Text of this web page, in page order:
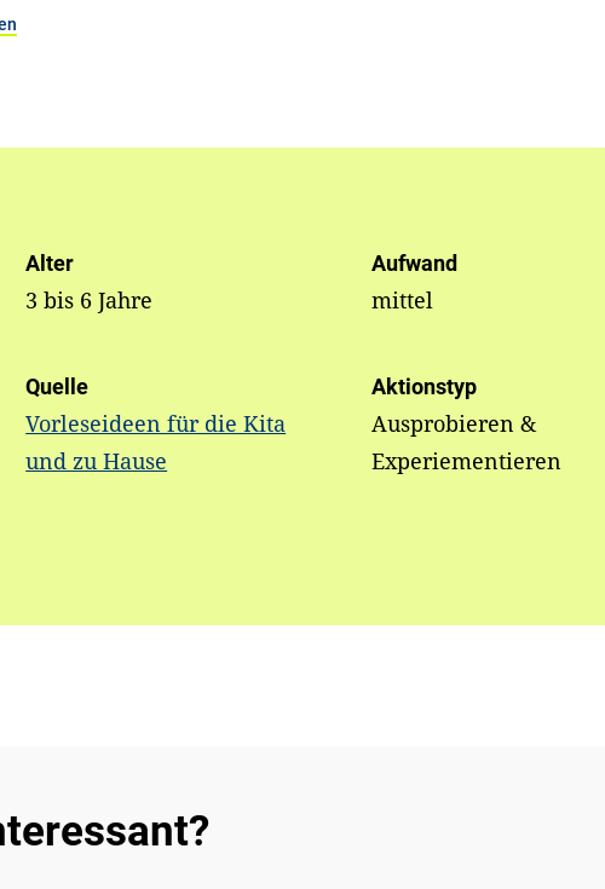
Alter
3 bis 6 Jahre
Aufwand
mittel
Quelle
Vorleseideen für die Kita
und zu Hause
Aktionstyp
Ausprobieren &
Experiementieren